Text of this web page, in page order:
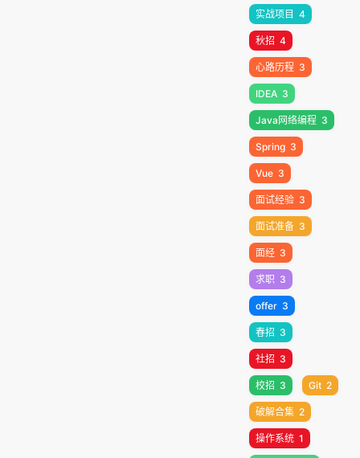
实战项目 4
秋招 4
心路历程 3
IDEA 3
Java网络编程 3
Spring 3
Vue 3
面试经验 3
面试准备 3
面经 3
求职 3
offer 3
春招 3
社招 3
校招 3 Git 2
破解合集 2
操作系统 1